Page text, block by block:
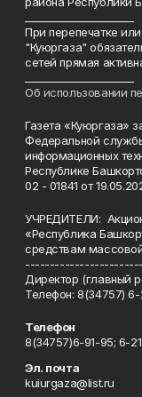
При перепечатке
"Куюргаза"
сетей прямая
Об использовании
Газета «Куюргаза»
Федеральной
информационных
Республике
02 - 01841 от
УЧРЕДИТЕЛИ:
«Республика
средствам
Директор (главный
Телефон: 8(34757) 6-
Телефон
8(34757)6-91-95; 6-
Эл. почта
kuiurgaza@list.ru